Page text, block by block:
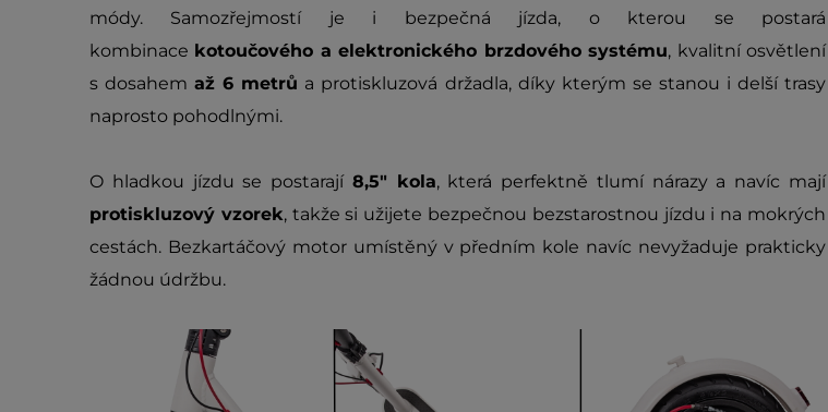
módy. Samozřejmostí je i bezpečná jízda, o kterou se postará
kombinace kotoučového a elektronického brzdového systému, kvalitní osvětlení
s dosahemaž 6 metrů a protiskluzová držadla, díky kterým se stanou i delší trasy
naprosto pohodlnými.
O hladkou jízdu se postarají 8,5" kola, která perfektně tlumí nárazy a navíc mají
protiskluzový vzorek, takže si užijete bezpečnou bezstarostnou jízdu i na mokrých
cestách. Bezkartáčový motor umístěný v předním kole navíc nevyžaduje prakticky
žádnou údržbu.